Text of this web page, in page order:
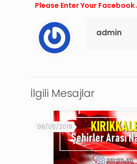
Please Enter Your
admin
İlgili Mesajlar
08/05/2019